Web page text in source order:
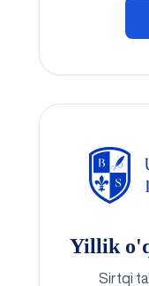
Yillik
Sirtqi